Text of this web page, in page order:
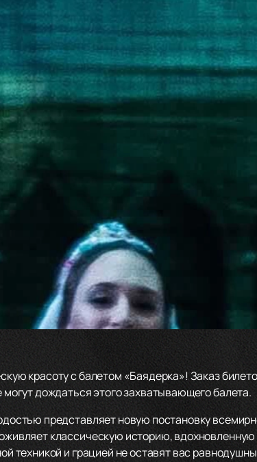
красоту с балетом «Баядерка»! Заказ
дождаться этого захватывающего балета.
представляет новую постановку
классическую историю,
техникой и грацией не оставят вас